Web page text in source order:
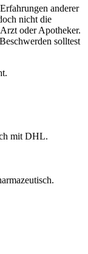
anderer
nicht die
oder Apotheker.
solltest
mit DHL.